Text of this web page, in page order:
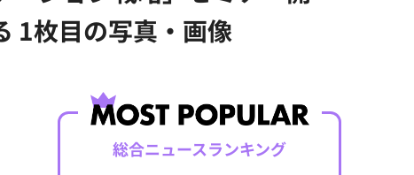
1枚目の写真・画像
総合ニュースランキング